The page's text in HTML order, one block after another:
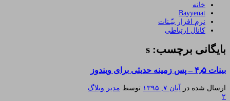
خانه
Bayyenat
نرم افزار بیّـنات
کانال ارتباطی
بایگانی برچسب: s
بینات ۴٫۵ – پس زمینه حدیثی برای ویندوز
ارسال شده در آبان ۷, ۱۳۹۵ توسط مدیر وبلاگ
۲